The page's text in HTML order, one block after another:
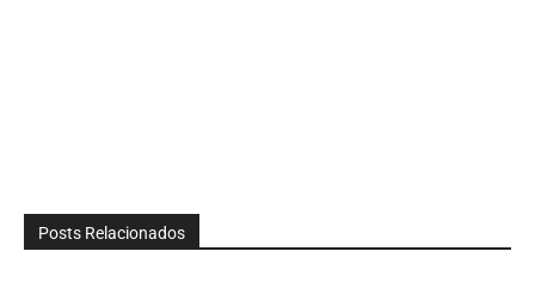
Posts Relacionados